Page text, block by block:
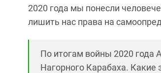
2020 года мы понесли
лишить нас права на
По итогам войны 2020 года
Нагорного Карабаха. Какие